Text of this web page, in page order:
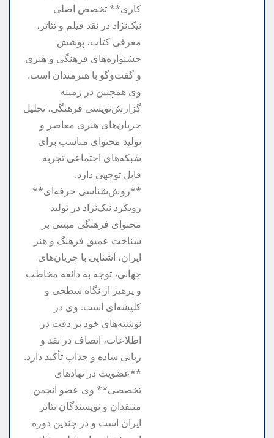
کاری** تخصص اصلی
نیک‌نژاد در نقد فیلم و تئاتر،
معرفی کتاب، پوشش
جشنواره‌های فرهنگی و هنری
و گفت‌وگو با هنرمندان است.
وی همچنین در زمینه
گزارش‌نویسی فرهنگی، تحلیل
جریان‌های هنری معاصر و
تولید محتوای مناسب برای
شبکه‌های اجتماعی تجربه
قابل توجهی دارد.
**روش‌شناسی حرفه‌ای**
رویکرد نیک‌نژاد در تولید
محتوای فرهنگی مبتنی بر
شناخت عمیق فرهنگ و هنر
ایران، آشنایی با جریان‌های
جهانی، توجه به ذائقه مخاطب
و پرهیز از نگاه سطحی و
کلیشه‌ای است. وی در
نوشته‌های خود بر دقت در
اطلاعات، انصاف در نقد و
زبانی ساده و جذاب تأکید دارد.
**عضویت در نهادهای
تخصصی** وی عضو انجمن
منتقدان و نویسندگان تئاتر
ایران است و در چندین دوره